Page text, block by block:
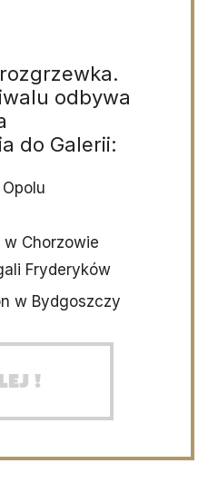
odbywa
do Galerii:
w Chorzowie
Fryderyków
w Bydgoszczy
!